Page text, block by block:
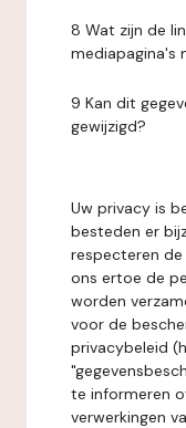
8 Wat zijn de
mediapagina's
9 Kan dit
gewijzigd?
Uw privacy is
besteden er
respecteren
ons ertoe de
worden
voor de
privacybeleid
te informeren
verwerkingen